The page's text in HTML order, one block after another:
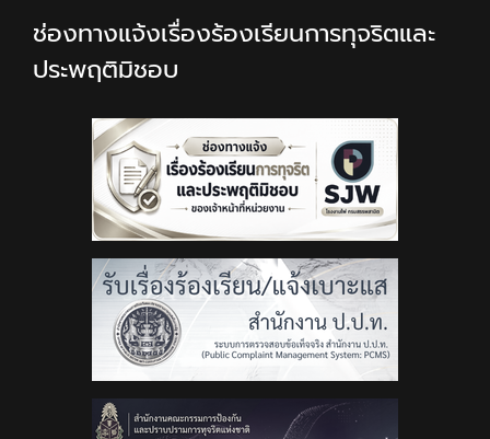
ช่องทางแจ้งเรื่องร้องเรียนการทุจริตและ
ประพฤติมิชอบ